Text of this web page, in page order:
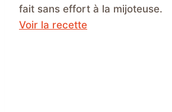
fait sans effort à la mijoteuse.
Voir la recette